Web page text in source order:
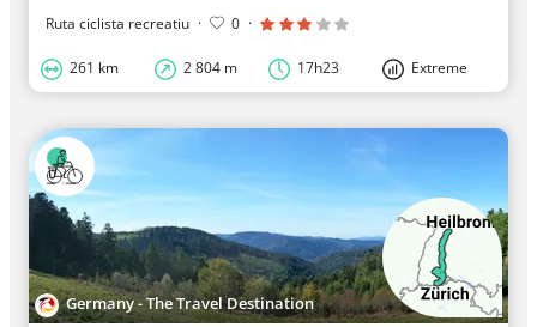
Ruta ciclista recreatiu · 0 ·
261 km 2 804 m 17h23 Extreme
Germany - The Travel Destination